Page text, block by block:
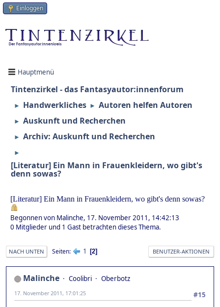
Einloggen
Hauptmenü
Tintenzirkel - das Fantasyautor:innenforum
► Handwerkliches ► Autoren helfen Autoren
► Auskunft und Recherchen
► Archiv: Auskunft und Recherchen
►
[Literatur] Ein Mann in Frauenkleidern, wo gibt's
denn sowas?
[Literatur] Ein Mann in Frauenkleidern, wo gibt's denn sowas?
Begonnen von Malinche, 17. November 2011, 14:42:13
0 Mitglieder und 1 Gast betrachten dieses Thema.
NACH UNTEN Seiten 1 2 BENUTZER-AKTIONEN
Malinche Coolibri
Oberbotz
#15
17. November 2011, 17:01:25